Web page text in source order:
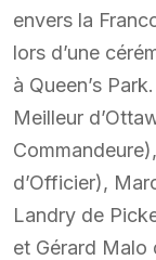
envers la
lors d’une
à Queen’s
Meilleur
d’Officier),
Landry de
et Gérard Malo